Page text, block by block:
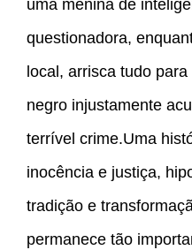
uma menina de
questionadora,
local, arrisca tudo
negro injustamente
terrível crime.Uma
inocência e justiça,
tradição e
permanece tão